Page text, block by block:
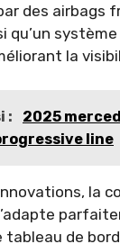
des airbags
qu’un système
la
:
2025
line
la
tableau de